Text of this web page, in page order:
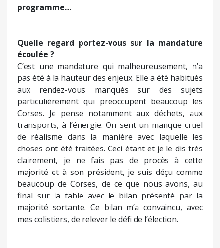
programme…
Quelle regard portez-vous sur la mandature
écoulée ?
C’est une mandature qui malheureusement, n’a
pas été à la hauteur des enjeux. Elle a été habitués
aux rendez-vous manqués sur des sujets
particulièrement qui préoccupent beaucoup les
Corses. Je pense notamment aux déchets, aux
transports, à l’énergie. On sent un manque cruel
de réalisme dans la manière avec laquelle les
choses ont été traitées. Ceci étant et je le dis très
clairement, je ne fais pas de procès à cette
majorité et à son président, je suis déçu comme
beaucoup de Corses, de ce que nous avons, au
final sur la table avec le bilan présenté par la
majorité sortante. Ce bilan m’a convaincu, avec
mes colistiers, de relever le défi de l’élection.